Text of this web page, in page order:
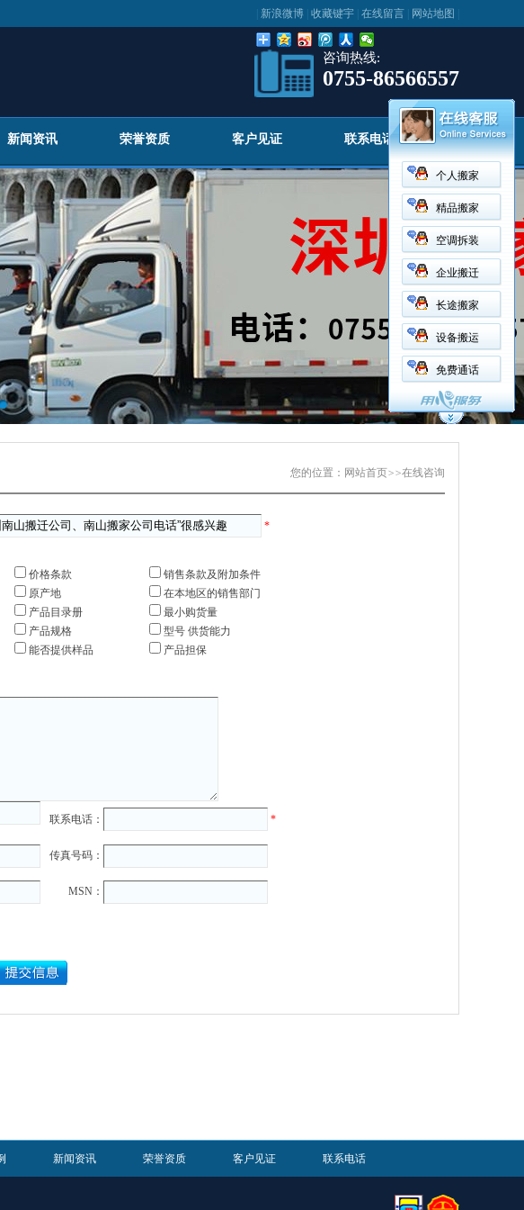
个人搬家
精品搬家
空调拆装
企业搬迁
长途搬家
设备搬运
免费通话
新浪微博 收藏键宇 在线留言 网站地图
咨询热线:
0755-86566557
新闻资讯 荣誉资质 客户见证 联系电话
您的位置： 网站首页>>在线咨询
*
价格条款
销售条款及附加条件
原产地
在本地区的销售部门
产品目录册
最小购货量
产品规格
型号 供货能力
能否提供样品
产品担保
联系电话： *
传真号码：
MSN：
新闻资讯 荣誉资质 客户见证 联系电话